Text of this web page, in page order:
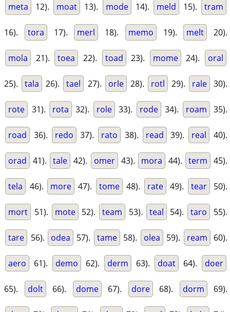
meta 12). moat 13). mode 14). meld 15). tram
16). tora 17). merl 18). memo 19). melt 20).
mola 21). toea 22). toad 23). mome 24). oral
25). tala 26). tael 27). orle 28). rotl 29). rale 30).
rote 31). rota 32). role 33). rode 34). roam 35).
road 36). redo 37). rato 38). read 39). real 40).
orad 41). tale 42). omer 43). mora 44). term 45).
tela 46). more 47). tome 48). rate 49). tear 50).
mort 51). mote 52). team 53). teal 54). taro 55).
tare 56). odea 57). tame 58). olea 59). ream 60).
aero 61). demo 62). derm 63). doat 64). doer
65). dolt 66). dome 67). dore 68). dorm 69).